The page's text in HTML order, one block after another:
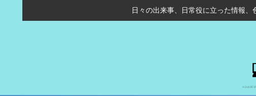
日々の出来事、日常役に立った情報